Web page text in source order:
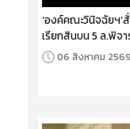
‘องค์คณะวินิจฉัยฯ’
เรียกสินบน 5 ล.พิจ
06 สิงหาคม 2569